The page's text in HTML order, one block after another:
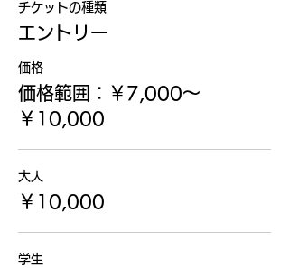
チケットの種類
エントリー
価格
価格範囲：￥7,000〜
￥10,000
大人
￥10,000
学生